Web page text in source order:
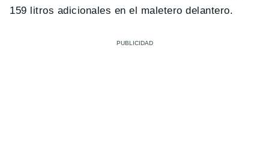
159 litros adicionales en el maletero delantero.